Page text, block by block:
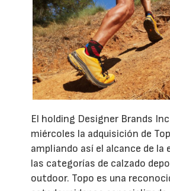
El holding Designer Brands
miércoles la adquisición de
ampliando así el alcance de la
las categorías de calzado
outdoor. Topo es una